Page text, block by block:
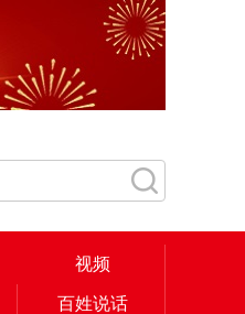
视频
百姓说话